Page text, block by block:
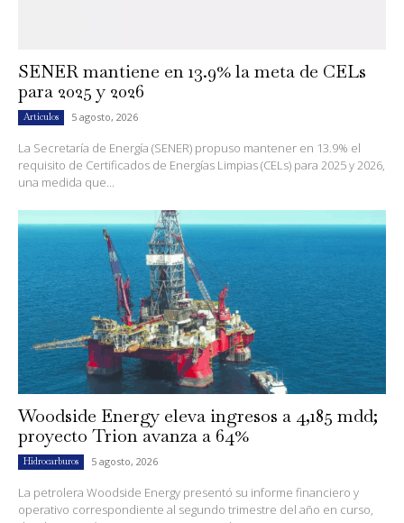
SENER mantiene en 13.9% la meta de CELs
para 2025 y 2026
Artículos 5 agosto, 2026
La Secretaría de Energía (SENER) propuso mantener en 13.9% el
requisito de Certificados de Energías Limpias (CELs) para 2025 y 2026,
una medida que...
Woodside Energy eleva ingresos a 4,185 mdd;
proyecto Trion avanza a 64%
Hidrocarburos 5 agosto, 2026
La petrolera Woodside Energy presentó su informe financiero y
operativo correspondiente al segundo trimestre del año en curso,